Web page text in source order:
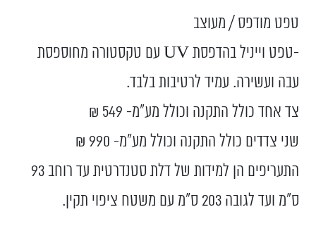
טפט מודפס / מעוצב
-טפט וייניל בהדפסת UV עם טקסטורה מחוספסת
עבה ועשירה. עמיד לרטיבות בלבד.
צד אחד כולל התקנה וכולל מע”מ- 549 ₪
שני צדדים כולל התקנה וכולל מע”מ- 990 ₪
התעריפים הן למידות של דלת סטנדרטית עד רוחב 93
ס”מ ועד לגובה 203 ס”מ עם משטח ציפוי תקין.